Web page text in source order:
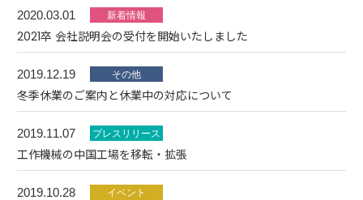
2020.03.01
2021卒 会社説明会の受付を開始いたしました
2019.12.19
冬季休業のご案内と休業中の対応について
2019.11.07
工作機械の中国工場を移転・拡張
2019.10.28